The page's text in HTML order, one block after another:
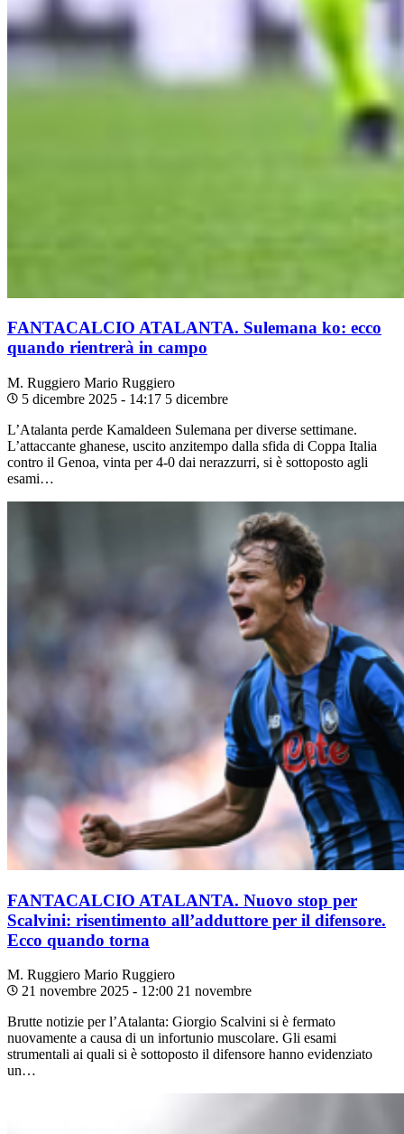
FANTACALCIO ATALANTA. Sulemana ko: ecco
quando rientrerà in campo
M. Ruggiero Mario Ruggiero
5 dicembre 2025 - 14:17 5 dicembre
L’Atalanta perde Kamaldeen Sulemana per diverse settimane.
L’attaccante ghanese, uscito anzitempo dalla sfida di Coppa Italia
contro il Genoa, vinta per 4-0 dai nerazzurri, si è sottoposto agli
esami…
FANTACALCIO ATALANTA. Nuovo stop per
Scalvini: risentimento all’adduttore per il difensore.
Ecco quando torna
M. Ruggiero Mario Ruggiero
21 novembre 2025 - 12:00 21 novembre
Brutte notizie per l’Atalanta: Giorgio Scalvini si è fermato
nuovamente a causa di un infortunio muscolare. Gli esami
strumentali ai quali si è sottoposto il difensore hanno evidenziato
un…